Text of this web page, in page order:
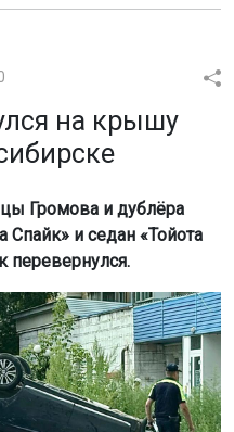
на крышу
Громова и дублёра
Спайк» и седан «Тойота
перевернулся.